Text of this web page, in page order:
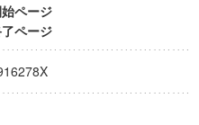
ページ
ページ